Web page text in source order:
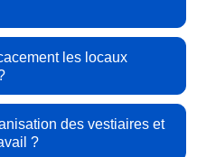
les locaux
des vestiaires et
?